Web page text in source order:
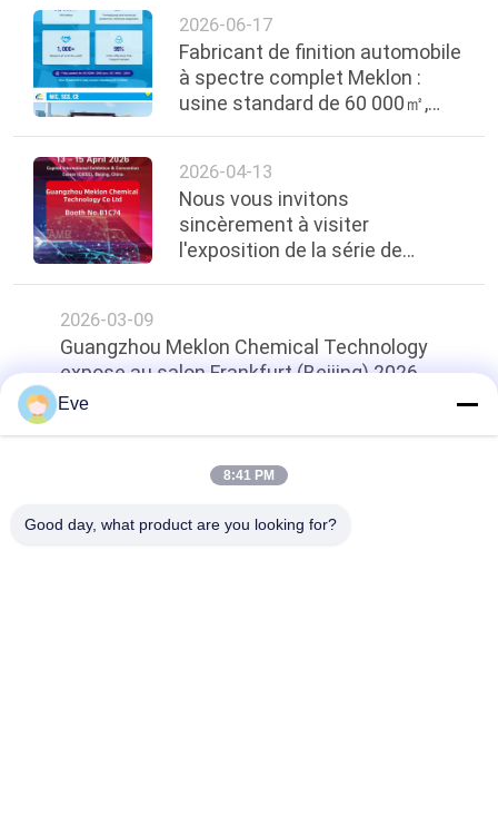
2026-06-17
Fabricant de finition automobile
à spectre complet Meklon :
usine standard de 60 000㎡,
complet
2026-04-13
Nous vous invitons
sincèrement à visiter
l'exposition de la série de
2026-03-09
Guangzhou Meklon Chemical Technology
expose au salon Frankfurt (Beijing) 2026
Haut
Eve
8:41 PM
Good day, what product are you looking for?